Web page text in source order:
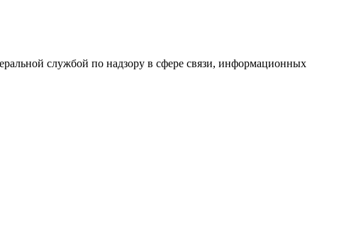
службой по надзору в сфере связи, информационных